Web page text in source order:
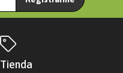
Tienda